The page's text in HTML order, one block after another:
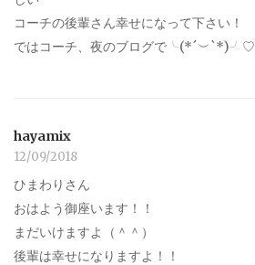
コーチの後輩さん幸せになって下さい！
ではコーチ、夜のブログで╰(*´︶`*)╯♡
hayamix
12/09/2018
ひまわりさん
おはよう御座います！！
まだいけますよ（＾＾）
後輩は幸せになりますよ！！